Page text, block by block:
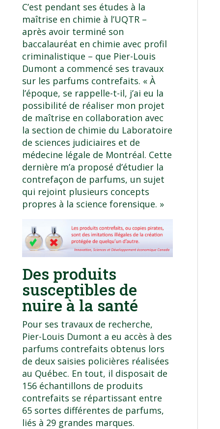
C’est pendant ses études à la
maîtrise en chimie à l’UQTR –
après avoir terminé son
baccalauréat en chimie avec profil
criminalistique – que Pier-Louis
Dumont a commencé ses travaux
sur les parfums contrefaits. « À
l’époque, se rappelle-t-il, j’ai eu la
possibilité de réaliser mon projet
de maîtrise en collaboration avec
la section de chimie du Laboratoire
de sciences judiciaires et de
médecine légale de Montréal. Cette
dernière m’a proposé d’étudier la
contrefaçon de parfums, un sujet
qui rejoint plusieurs concepts
propres à la science forensique. »
Des produits
susceptibles de
nuire à la santé
Pour ses travaux de recherche,
Pier-Louis Dumont a eu accès à des
parfums contrefaits obtenus lors
de deux saisies policières réalisées
au Québec. En tout, il disposait de
156 échantillons de produits
contrefaits se répartissant entre
65 sortes différentes de parfums,
liés à 29 grandes marques.